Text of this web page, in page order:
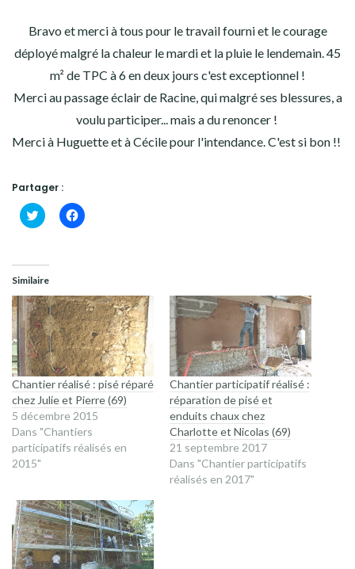
Bravo et merci à tous pour le travail fourni et le courage
déployé malgré la chaleur le mardi et la pluie le lendemain. 45
m² de TPC à 6 en deux jours c'est exceptionnel !
Merci au passage éclair de Racine, qui malgré ses blessures, a
voulu participer... mais a du renoncer !
Merci à Huguette et à Cécile pour l'intendance. C'est si bon !!
Partager :
Cliquez
pour
dans
nouvelle
fenêtre)
Cliquez
pour
fenêtre)
Similaire
Chantier réalisé : pisé réparé
chez Julie et Pierre (69)
5 décembre 2015
Dans "Chantiers
participatifs réalisés en
2015"
Chantier participatif réalisé :
réparation de pisé et
enduits chaux chez
Charlotte et Nicolas (69)
21 septembre 2017
Dans "Chantier participatifs
réalisés en 2017"